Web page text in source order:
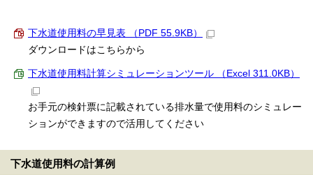
下水道使用料の早見表 （PDF 55.9KB）
ダウンロードはこちらから
下水道使用料計算シミュレーションツール （Excel 311.0KB）
お手元の検針票に記載されている排水量で使用料のシミュレー
ションができますので活用してください
下水道使用料の計算例